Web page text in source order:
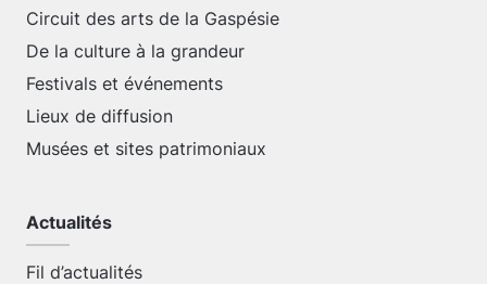
Circuit des arts de la Gaspésie
De la culture à la grandeur
Festivals et événements
Lieux de diffusion
Musées et sites patrimoniaux
Actualités
Fil d’actualités